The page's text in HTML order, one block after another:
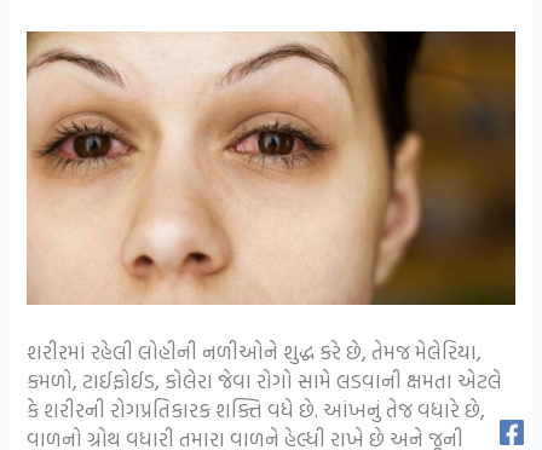
શરીરમાં રહેલી લોહીની નળીઓને શુદ્ધ કરે છે, તેમજ મેલેરિયા,
કમળો, ટાઈફોઈડ, કોલેરા જેવા રોગો સામે લડવાની ક્ષમતા એટલે
કે શરીરની રોગપ્રતિકારક શક્તિ વધે છે. આંખનું તેજ વધારે છે,
વાળનો ગ્રોથ વધારી તમારા વાળને હેલ્ધી રાખે છે અને જૂની